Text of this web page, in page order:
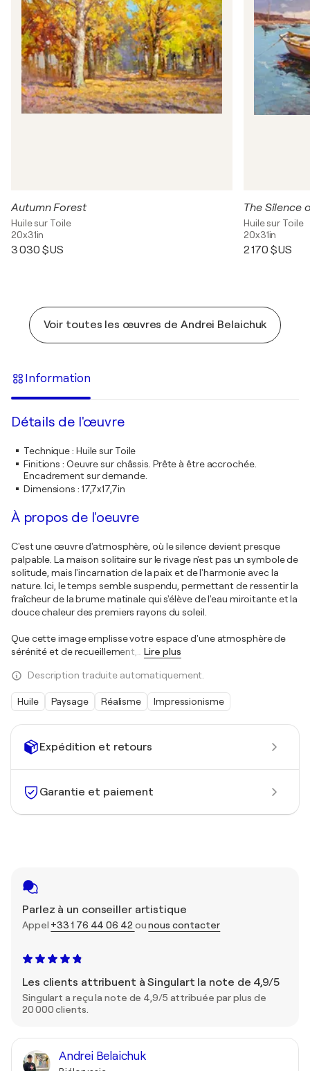
Expédition et retours
Garantie et paiement
Parlez à un conseiller artistique
Appel +33 1 76 44 06 42 ounous contacter
Les clients attribuent à Singulart la note de 4,9/5
Singulart a reçu la note de 4,9/5 attribuée par plus de
20 000 clients.
Andrei Belaichuk
Autumn Forest
Huile sur Toile
20x31in
3 030 $US
The Silence
Huile sur Toile
20x31in
2 170 $US
Voir toutes les œuvres de Andrei Belaichuk
Information
Détails de l'œuvre
Technique: Huile sur Toile
Finitions : Oeuvre sur châssis. Prête à être accrochée.
Encadrement sur demande.
Dimensions : 17,7x17,7in
À propos de l'oeuvre
C'est une œuvre d'atmosphère, où le silence devient presque
palpable. La maison solitaire sur le rivage n'est pas un symbole de
solitude, mais l'incarnation de la paix et de l'harmonie avec la
nature. Ici, le temps semble suspendu, permettant de ressentir la
fraîcheur de la brume matinale qui s'élève de l'eau miroitante et la
douce chaleur des premiers rayons du soleil.
Que cette image emplisse votre espace d'une atmosphère de
sérénité et de recueillement,
Lire plus
Description traduite automatiquement.
Huile Paysage Réalisme Impressionisme